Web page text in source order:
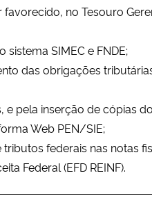
no Tesouro
SIMEC e FNDE;
das obrigações
pela inserção de cópias
Web PEN/SIE;
federais nas notas
Federal (EFD REINF).